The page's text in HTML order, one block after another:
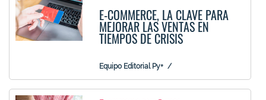
E-COMMERCE, LA CLAVE PARA
MEJORAR LAS VENTAS EN
TIEMPOS DE CRISIS
Equipo Editorial Py+